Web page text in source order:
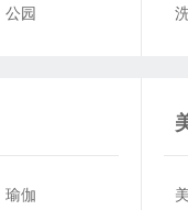
公园
瑜伽